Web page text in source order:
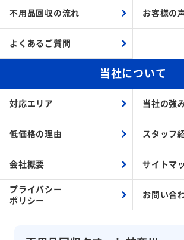
不用品回収の流れ お客様の
よくあるご質問
当社について
対応エリア 当社の強
低価格の理由 スタッフ
会社概要 サイトマ
プライバシー
ポリシー
お問い合